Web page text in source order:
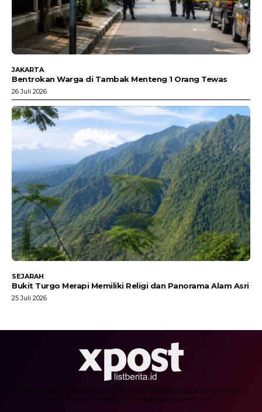
JAKARTA
Bentrokan Warga di Tambak Menteng 1 Orang Tewas
26 Juli 2026
SEJARAH
Bukit Turgo Merapi Memiliki Religi dan Panorama Alam Asri
25 Juli 2026
Aenean mollis odio augue, sit amet sollicitudin augue ullamcorper
eget. Praesent tincidunt et neque congue efficitur.